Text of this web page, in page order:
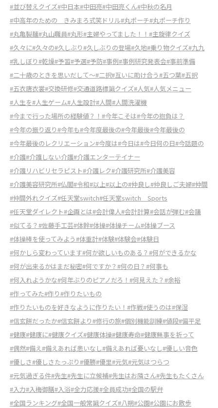
#並び替えクイズ#中日本#中田亮#中田亮くん#中秋の名月
#中高年のための きみまろ式笑ドリル#丸ポーチ#丸ポーチ作り
#丸亀製麺#丸山職員#丸形#主婦やってました！！ #主旋律クイズ
#久々に#久々の#久しぶり#久しぶりの登場#久地#乗り物クイズ#九九
#乳しぼり#乾燥#予習#予選#予防#事例#事例研究発表会#事前準備
#二十歳のときを思いだして～#二択#互いに助け合う#五つ葉#五択
#五衣唐衣裳#交換研修#交通道路標識クイズ#人気#人気メニュー
#人生を#人生ゲーム#人生設計#人間#人間洗濯機
#今まで行った場所の経験値？！ #今年こそは#今年の抱負は？
#今年の振り返り#今年も#今年度最後の#今年最後#今年最後の
#今年最後のレクリエーション#今度は#今日は#今日何の日#今話題の
#介護#介護しない介護#介護エンターテイナー
#介護リハビリセラピスト#介護レク#介護研究所#介護美容
#介護美容研究所#仏閣#令和#以上#以上の#仲良し#仲良しご夫婦#仲間
#仲間外れクイズ#任天堂switch#任天堂switch Sports
#任天堂ダイレクト#企画とは#会計偉人#会計計算#会話が弾む#会議
#似てる？ #佐藤手工芸#体幹#体操#体操チーム#体操ブース
#体操棒を使ってみよう#体重計#体験#体験会#体験日
#何かしら変わっています#何か欲しいものある？ #何ができるかな
#何が出来るかはまだ秘密#何ですか？ #何の日？ #何事も
#何入れようかな#何年ぶりのピアノだろ！ #何見えた？ #余裕
#作ってみた#作り#作りたいもの
#作りたいものを好きなように作りたい！ #作戦#使うのは#保湿
#信玄餅だったか#信玄餅より#修行の旅#個別機能訓練#値段#偏平足
#健康#健康に#健康クイズ#健康体操#健康寿命#健康無事を祈って
#偶然#備え #備えあれば患いなし#備えあれば憂いなし#優しい音色
#優しさ#優しさたっぷり#優勝#優里#元気#元気はつらつ
#元気過ぎる件#先生#先生に立候補#先生はお隣さん#先生もたくさん
#入力#入梅御膳#入浴#全力応援#全員成功#全国の駅弁
#全国ランキング#全国一般常識クイズ#八朔#公園#公園にお散歩